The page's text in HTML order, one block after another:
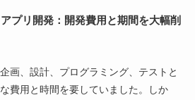
プリ開発：開発費用と期間を大幅削
画、設計、プログラミング、テストと
費用と時間を要していました。しか